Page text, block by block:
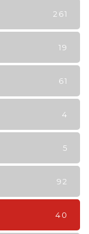
261
19
61
4
5
92
40